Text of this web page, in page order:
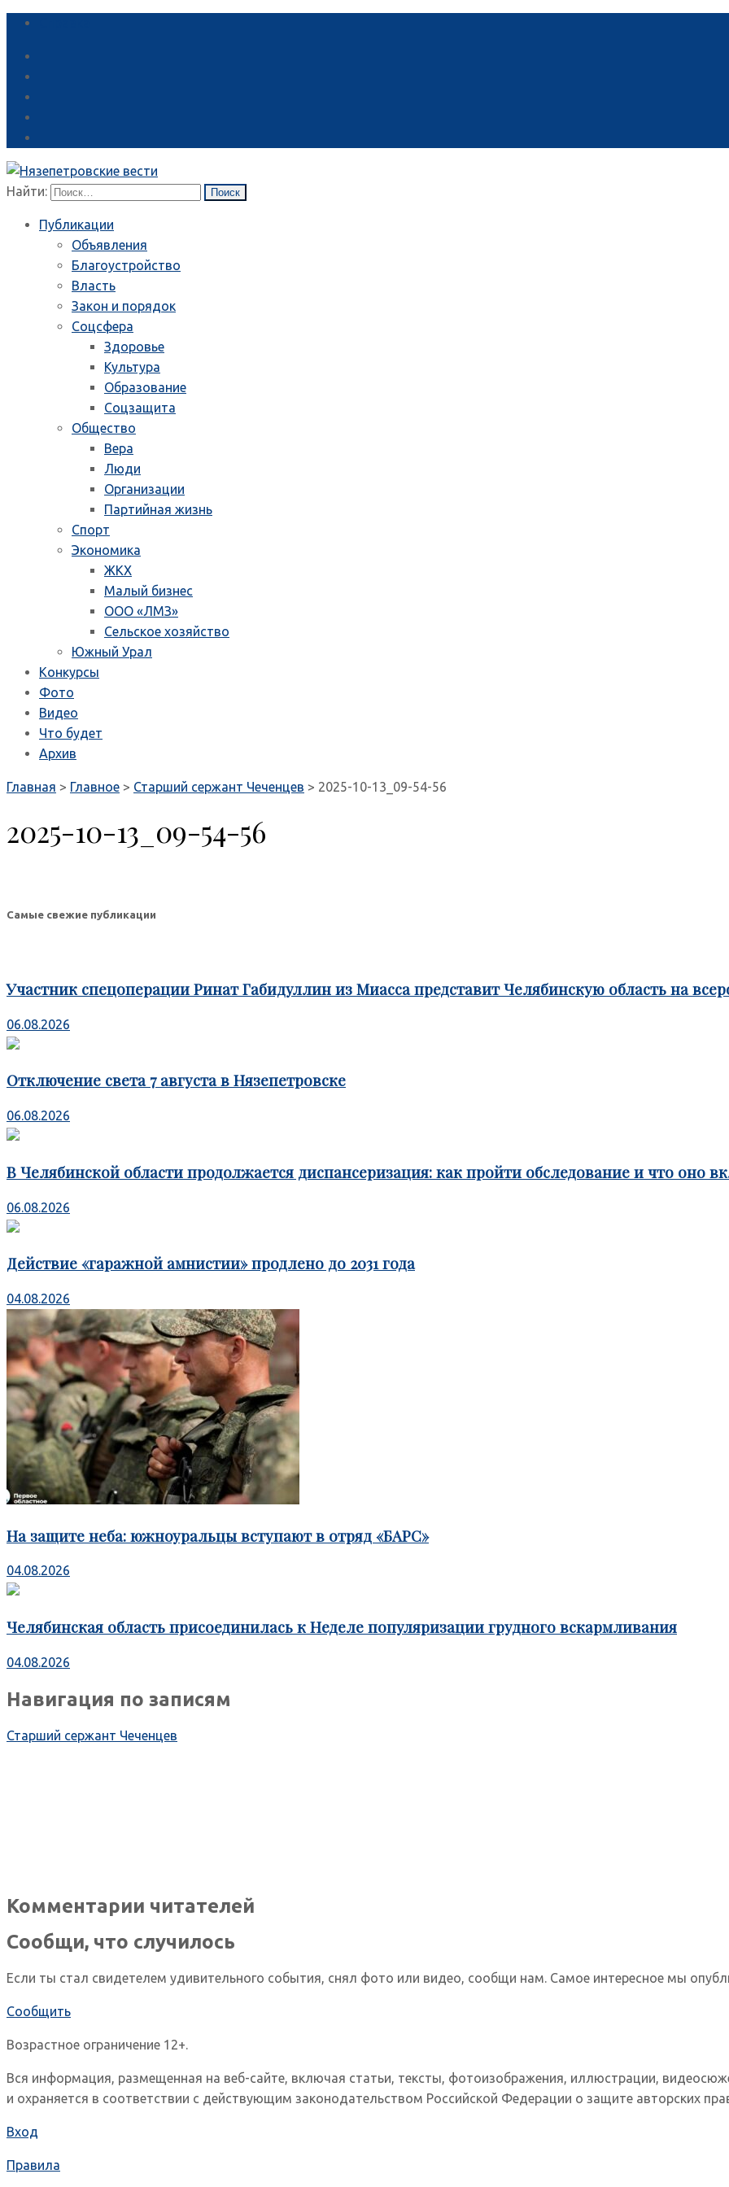
Найти:
Публикации
Объявления
Благоустройство
Власть
Закон и порядок
Соцсфера
Здоровье
Культура
Образование
Соцзащита
Общество
Вера
Люди
Организации
Партийная жизнь
Спорт
Экономика
ЖКХ
Малый бизнес
ООО «ЛМЗ»
Сельское хозяйство
Южный Урал
Конкурсы
Фото
Видео
Что будет
Архив
Главная > Главное > Старший сержант Чеченцев > 2025-10-13_09-54-56
2025-10-13_09-54-56
Самые свежие публикации
Участник спецоперации Ринат Габидуллин из Миасса представит Челябинскую область на
06.08.2026
Отключение света 7 августа в Нязепетровске
06.08.2026
В Челябинской области продолжается диспансеризация: как пройти обследование и что оно
06.08.2026
Действие «гаражной амнистии» продлено до 2031 года
04.08.2026
На защите неба: южноуральцы вступают в отряд «БАРС»
04.08.2026
Челябинская область присоединилась к Неделе популяризации грудного вскармливания
04.08.2026
Навигация по записям
Старший сержант Чеченцев
Комментарии читателей
Сообщи, что случилось
Если ты стал свидетелем удивительного события, снял фото или видео, сообщи нам. Самое интересное мы
Сообщить
Возрастное ограничение 12+.
Вся информация, размещенная на веб-сайте, включая статьи, тексты, фотоизображения, иллюстрации,
и охраняется в соответствии с действующим законодательством Российской Федерации о защите авторских
Вход
Правила